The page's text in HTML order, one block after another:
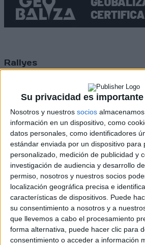
Su privacidad es
Nosotros y nuestros socios
información en un dispositivo, como
datos personales, como identificadores
estándar enviada por un dispositivo para
personalizado, medición de publicidad y
investigación de audiencia y desarrollo
permiso, nosotros y nuestros socios
localización geográfica precisa e
características de dispositivos. Puede
su consentimiento a nosotros y a
que llevemos a cabo el procesamiento
forma alternativa, puede hacer clic para
consentimiento o acceder a información
Rallyes
S-CER
ERC
CERA
CERT
Internacionales
Campeonatos
Históricos
Dakar
RallyCross
Circuitos
F1
Fórmula E
F2 / F3 / F4